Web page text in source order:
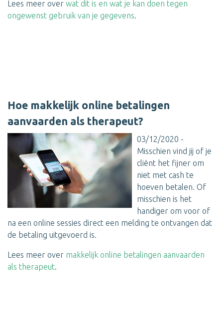
Lees meer over wat dit is en wat je kan doen tegen
ongewenst gebruik van je gegevens.
Hoe makkelijk online betalingen
aanvaarden als therapeut?
03/12/2020 -
Misschien vind jij of je
cliënt het fijner om
niet met cash te
hoeven betalen. Of
misschien is het
handiger om voor of
na een online sessies direct een melding te ontvangen dat
de betaling uitgevoerd is.
Lees meer over makkelijk online betalingen aanvaarden
als therapeut.